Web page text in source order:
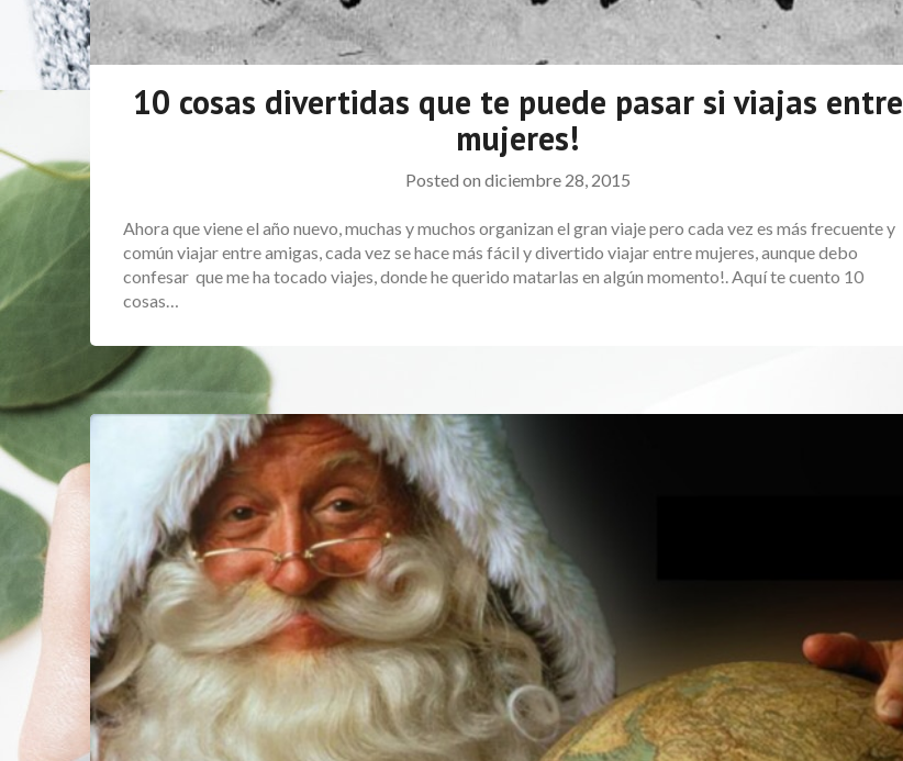
10 cosas divertidas que te puede pasar si viajas entre
mujeres!
Posted on diciembre 28, 2015
Ahora que viene el año nuevo, muchas y muchos organizan el gran viaje pero cada vez es más frecuente y
común viajar entre amigas, cada vez se hace más fácil y divertido viajar entre mujeres, aunque debo
confesar que me ha tocado viajes, donde he querido matarlas en algún momento!. Aquí te cuento 10
cosas…